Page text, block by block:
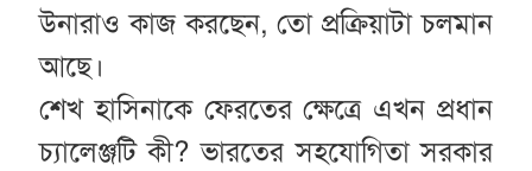
উনারাও কাজ করছেন, তো প্রক্রিয়াটা চলমান
আছে।
শেখ হাসিনাকে ফেরতের ক্ষেত্রে এখন প্রধান
চ্যালেঞ্জটি কী? ভারতের সহযোগিতা সরকার